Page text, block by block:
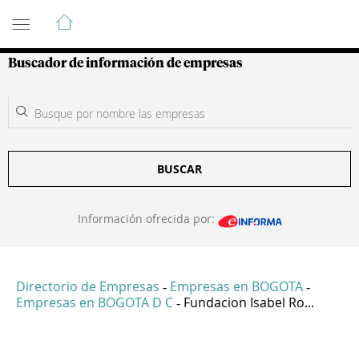
Guía de Empresas Colombianas
Buscador de información de empresas
BUSCAR
Información ofrecida por:
Directorio de Empresas - Empresas en BOGOTA -
Empresas en BOGOTA D C - Fundacion Isabel Ro...